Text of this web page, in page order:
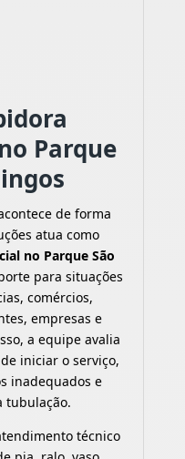
Parque
de forma
atua como
no Parque São
para situações
comércios,
empresas e
a equipe avalia
iniciar o serviço,
inadequados e
tubulação.
técnico